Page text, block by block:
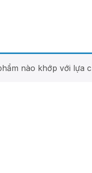
nào khớp với lựa